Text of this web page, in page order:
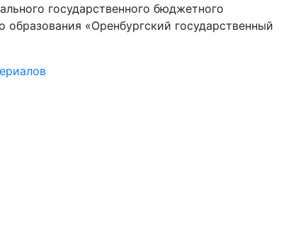
государственного бюджетного
«Оренбургский государственный